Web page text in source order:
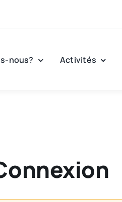
nous? Activités